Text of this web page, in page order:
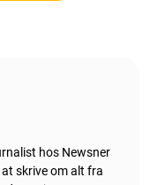
hos Newsner
skrive om alt fra